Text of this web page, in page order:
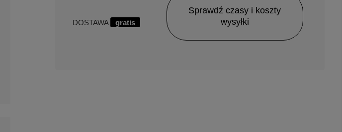
DOSTAWA gratis
Sprawdź czasy i koszty
wysyłki